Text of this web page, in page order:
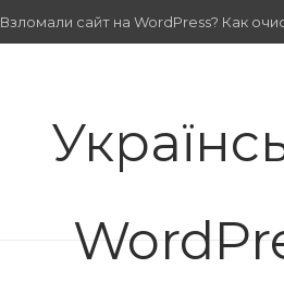
Взломали сайт на WordPress? Как